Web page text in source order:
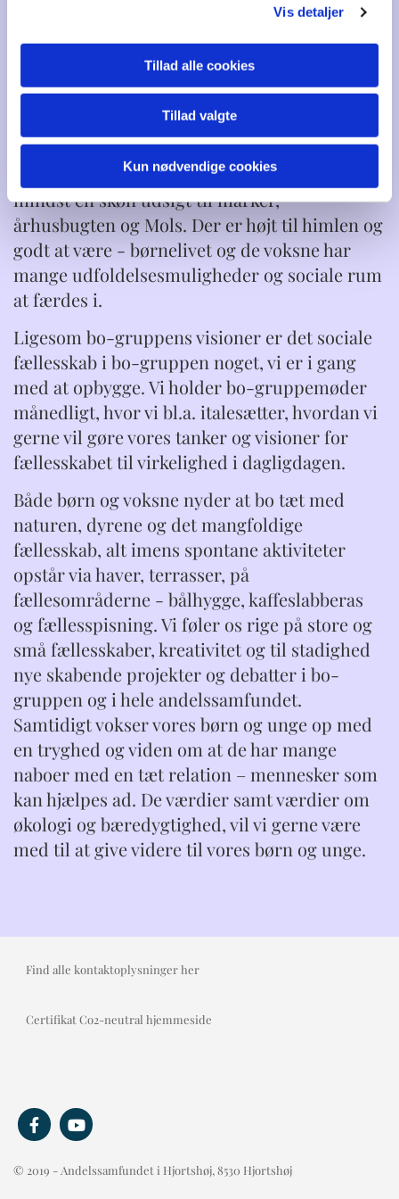
Vis detaljer
Tillad alle cookies
Tillad valgte
Kun nødvendige cookies
med 11 nye smukke træhuse bygget med
mange forskellige løsninger og behov, så
området i dag fremstår meget farverigt.
Vi er nu alle ved at falde til i vores skønne
område, der både byder på et søområde, en
bålplads, tumlebakke, pilekrat, vores lille
planteskole, portal ned til bo-gruppen og ikke
mindst en skøn udsigt til marker,
århusbugten og Mols. Der er højt til himlen og
godt at være - børnelivet og de voksne har
mange udfoldelsesmuligheder og sociale rum
at færdes i.
Ligesom bo-gruppens visioner er det sociale
fællesskab i bo-gruppen noget, vi er i gang
med at opbygge. Vi holder bo-gruppemøder
månedligt, hvor vi bl.a. italesætter, hvordan vi
gerne vil gøre vores tanker og visioner for
fællesskabet til virkelighed i dagligdagen.
Både børn og voksne nyder at bo tæt med
naturen, dyrene og det mangfoldige
fællesskab, alt imens spontane aktiviteter
opstår via haver, terrasser, på
fællesområderne - bålhygge, kaffeslabberas
og fællesspisning. Vi føler os rige på store og
små fællesskaber, kreativitet og til stadighed
nye skabende projekter og debatter i bo-
gruppen og i hele andelssamfundet.
Samtidigt vokser vores børn og unge op med
en tryghed og viden om at de har mange
naboer med en tæt relation – mennesker som
kan hjælpes ad. De værdier samt værdier om
økologi og bæredygtighed, vil vi gerne være
med til at give videre til vores børn og unge.
Find alle kontaktoplysninger her
Certifikat Co2-neutral hjemmeside
© 2019 - Andelssamfundet i Hjortshøj, 8530 Hjortshøj